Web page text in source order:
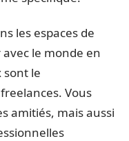
les espaces de
le monde en
sont le
Vous
amitiés, mais aussi